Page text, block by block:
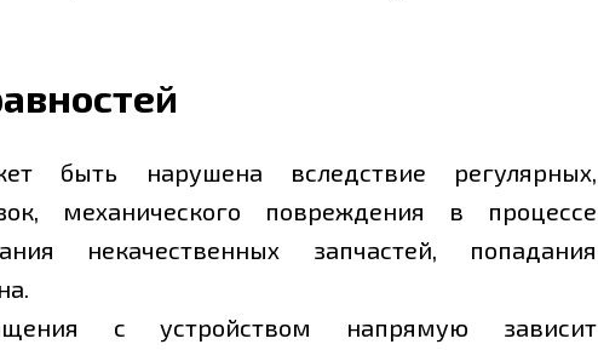
быть нарушена вследствие регулярных,
механического повреждения в процессе
некачественных запчастей, попадания
с устройством напрямую зависит